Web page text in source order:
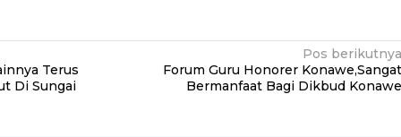
Terus
Di Sungai
Pos berikutnya
Forum Guru Honorer Konawe,Sangat
Bermanfaat Bagi Dikbud Konawe